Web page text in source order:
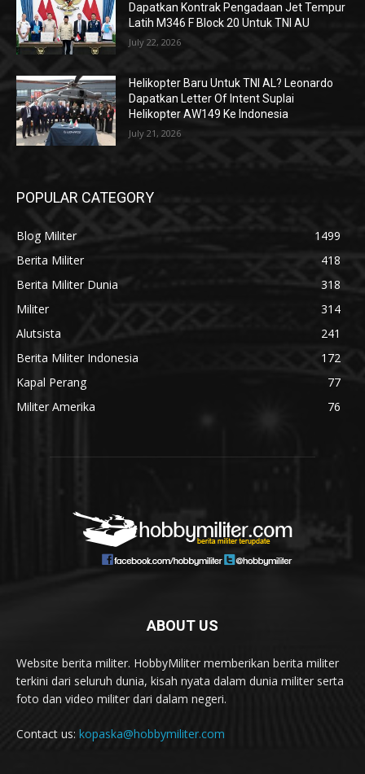
Dapatkan Kontrak Pengadaan Jet Tempur
Latih M346 F Block 20 Untuk TNI AU
July 22, 2026
Helikopter Baru Untuk TNI AL? Leonardo
Dapatkan Letter Of Intent Suplai
Helikopter AW149 Ke Indonesia
July 21, 2026
POPULAR CATEGORY
Blog Militer
1499
Berita Militer
418
Berita Militer Dunia
318
Militer
314
Alutsista
241
Berita Militer Indonesia
172
Kapal Perang
77
Militer Amerika
76
ABOUT US
Website berita militer. HobbyMiliter memberikan berita militer
terkini dari seluruh dunia, kisah nyata dalam dunia militer serta
foto dan video militer dari dalam negeri.
Contact us: kopaska@hobbymiliter.com